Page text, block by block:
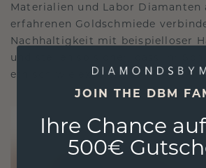
Materialien und Labor Diamanten
erfahrenen Goldschmiede
Nachhaltigkeit mit beispielloser
und stellen so sicher, dass Ihr
ethisch wie exquisit ist.
JOIN THE DBM
Ihre Chance
500€